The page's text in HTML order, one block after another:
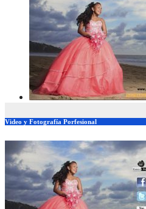
Video y Fotografía Porfesional